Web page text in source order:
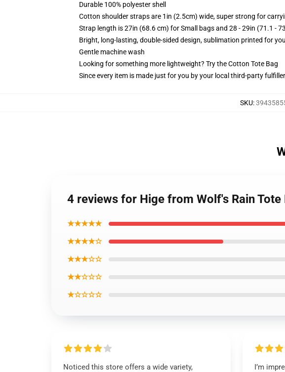
Durable 100% polyester shell
Cotton shoulder straps are 1in (2.5cm) wide, super strong for
Strap length is 27in (68.6 cm) for Small bags and 28 - 29in (71.1 -
Bright, long-lasting, double-sided design, sublimation printed for
Gentle machine wash
Looking for something more lightweight? Try the Cotton Tote Bag
Since every item is made just for you by your local third-party
SKU:
4 reviews for Hige from Wolf's Rain Tote
★★★★★
★★★★☆
★★★☆☆
★★☆☆☆
★☆☆☆☆
Noticed this store offers a wide variety,
I’m